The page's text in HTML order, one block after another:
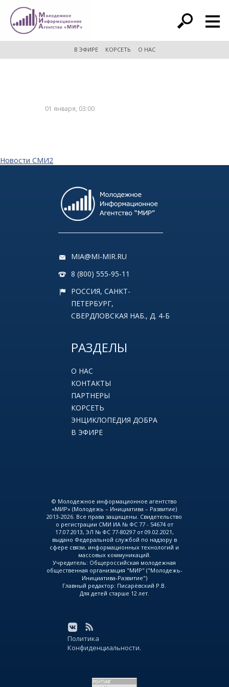
расширенный поиск
В ЭФИРЕ КОРСЕТЬ О НАС
01 января, 03:00
Новости СМИ2
MIA@MI-MIR.RU
8 (800) 555-95-11
РОССИЯ, САНКТ-
ПЕТЕРБУРГ,
СВЕРДЛОВСКАЯ НАБ., Д. 4-Б
РАЗДЕЛЫ
О НАС
КОНТАКТЫ
ПАРТНЕРЫ
КОРСЕТЬ
ЭНЦИКЛОПЕДИЯ ДОБРА
В ЭФИРЕ
© Молодежное информационное агентство
«МИР» (Молодежь – Инициатива – Развитие)
2013-2026. Все права защищены. Свидетельство
о регистрации СМИ ИА № ФС 77 - 54674 от
17.07.2013, ЭЛ № ФС 77-80297 от 09.02.2021,
выдано Федеральной службой по надзору в
сфере связи, информационных технологий и
массовых коммуникаций.
Учредитель: Общероссийская молодежная
общественная организация "МИР" ("Молодежь-
Инициатива-Развитие")
Главный редактор: Писарёвский Р.В.
Для детей старше 12 лет.
Политика
Конфиденциальности.